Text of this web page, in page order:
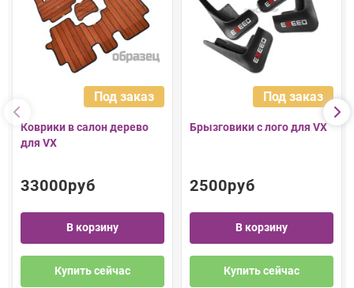
Под заказ
Коврики в салон дерево
для VX
33000руб
В корзину
Купить сейчас
Под заказ
Брызговики с лого для VX
2500руб
В корзину
Купить сейчас